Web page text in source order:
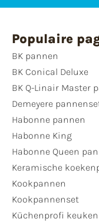
Populaire
BK pannen
BK Conical Deluxe
BK Q-Linair Master
Demeyere
Habonne pannen
Habonne King
Habonne Queen
Keramische
Kookpannen
Kookpannenset
Küchenprofi